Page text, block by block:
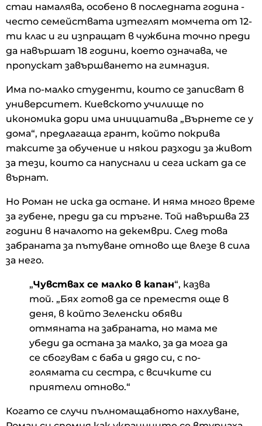
стаи намалява, особено в последната година -
често семействата изтеглят момчета от 12-
ти клас и ги изпращат в чужбина точно преди
да навършат 18 години, което означава, че
пропускат завършването на гимназия.
Има по-малко студенти, които се записват в
университет. Киевското училище по
икономика дори има инициатива „Върнете се у
дома“, предлагаща грант, който покрива
таксите за обучение и някои разходи за живот
за тези, които са напуснали и сега искат да се
върнат.
Но Роман не иска да остане. И няма много време
за губене, преди да си тръгне. Той навършва 23
години в началото на декември. След това
забраната за пътуване отново ще влезе в сила
за него.
„Чувствах се малко в капан“, казва
той. „Бях готов да се преместя още в
деня, в който Зеленски обяви
отмяната на забраната, но мама ме
убеди да остана за малко, за да мога да
се сбогувам с баба и дядо си, с по-
голямата си сестра, с всичките си
приятели отново.“
Когато се случи пълномащабното нахлуване,